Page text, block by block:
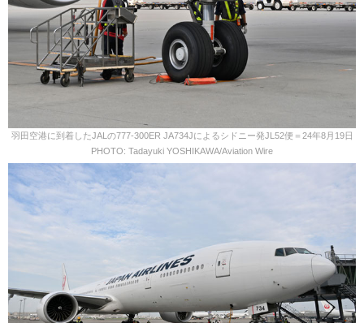
羽田空港に到着したJALの777-300ER JA734Jによるシドニー発JL52便＝24年8月19日
PHOTO: Tadayuki YOSHIKAWA/Aviation Wire